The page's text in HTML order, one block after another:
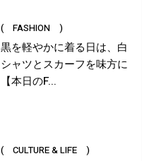
( FASHION )
黒を軽やかに着る日は、白
シャツとスカーフを味方に
【本日のF...
( CULTURE & LIFE )